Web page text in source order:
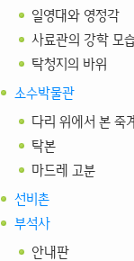
일영대와 영정각
사료관의 강학 모
탁청지의 바위
소수박물관
다리 위에서 본 죽
탁본
마드레 고분
선비촌
부석사
안내판